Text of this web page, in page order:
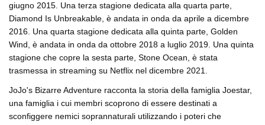
giugno 2015. Una terza stagione dedicata alla quarta parte,
Diamond Is Unbreakable, è andata in onda da aprile a dicembre
2016. Una quarta stagione dedicata alla quinta parte, Golden
Wind, è andata in onda da ottobre 2018 a luglio 2019. Una quinta
stagione che copre la sesta parte, Stone Ocean, è stata
trasmessa in streaming su Netflix nel dicembre 2021.
JoJo's Bizarre Adventure racconta la storia della famiglia Joestar,
una famiglia i cui membri scoprono di essere destinati a
sconfiggere nemici soprannaturali utilizzando i poteri che